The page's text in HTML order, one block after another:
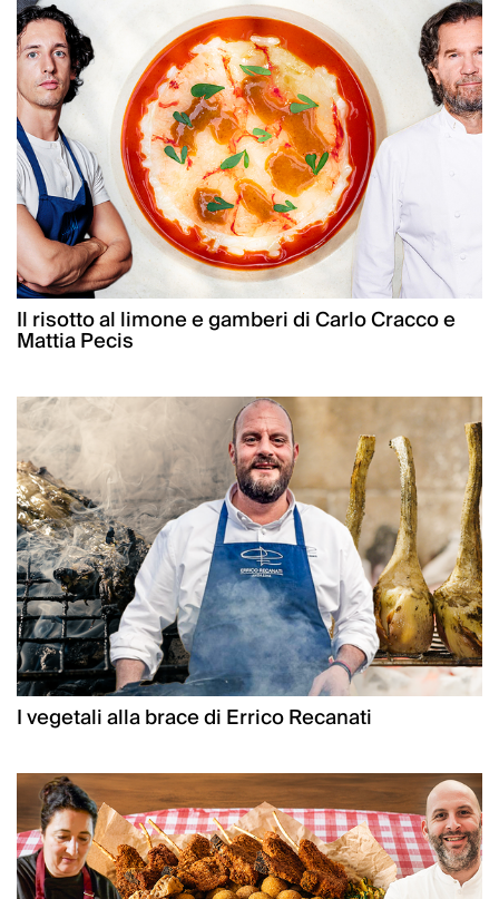
Il risotto al limone e gamberi di Carlo Cracco e
Mattia Pecis
I vegetali alla brace di Errico Recanati